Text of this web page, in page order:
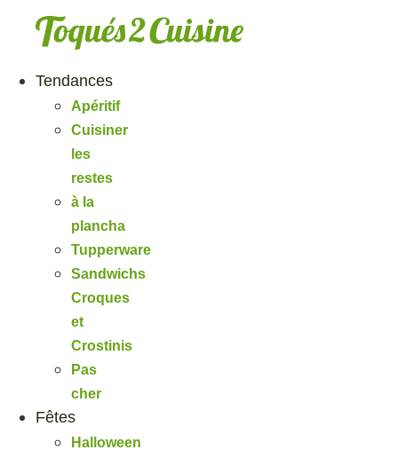
Tendances
Apéritif
Cuisiner
les
restes
à la
plancha
Tupperware
Sandwichs
Croques
et
Crostinis
Pas
cher
Fêtes
Halloween